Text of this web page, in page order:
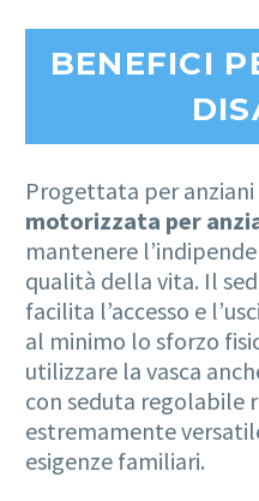
BENEFICI
Progettata per anziani
motorizzata per
mantenere
qualità della vita. Il
facilita l’accesso e
al minimo lo sforzo
utilizzare la vasca
con seduta regolabile
estremamente
esigenze familiari.